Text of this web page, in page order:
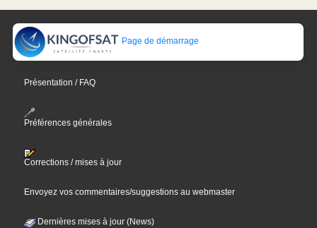
Page de démarrage
Présentation / FAQ
Préférences générales
Corrections / mises à jour
Envoyez vos commentaires/suggestions au webmaster
Dernières mises à jour (News)